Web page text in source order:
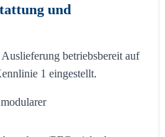
und
betriebsbereit auf
1 eingestellt.